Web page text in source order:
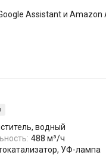
Assistant и Amazon
водный
488 м³/ч
УФ-лампа